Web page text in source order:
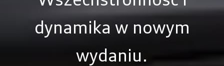
dynamika w nowym
wydaniu.